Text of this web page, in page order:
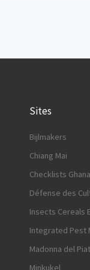
Sites
Bijlmakers
Chiang Mai
Checklists Ghana
Défense des
Insects Cereals
Integrated Pest
Madonna del
Minkukel